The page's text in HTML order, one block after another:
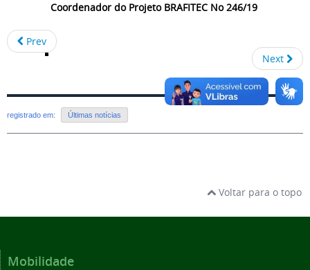
Coordenador do Projeto BRAFITEC No 246/19
Prev
Next
registrado em: Últimas notícias
Voltar para o topo
Mobilidade